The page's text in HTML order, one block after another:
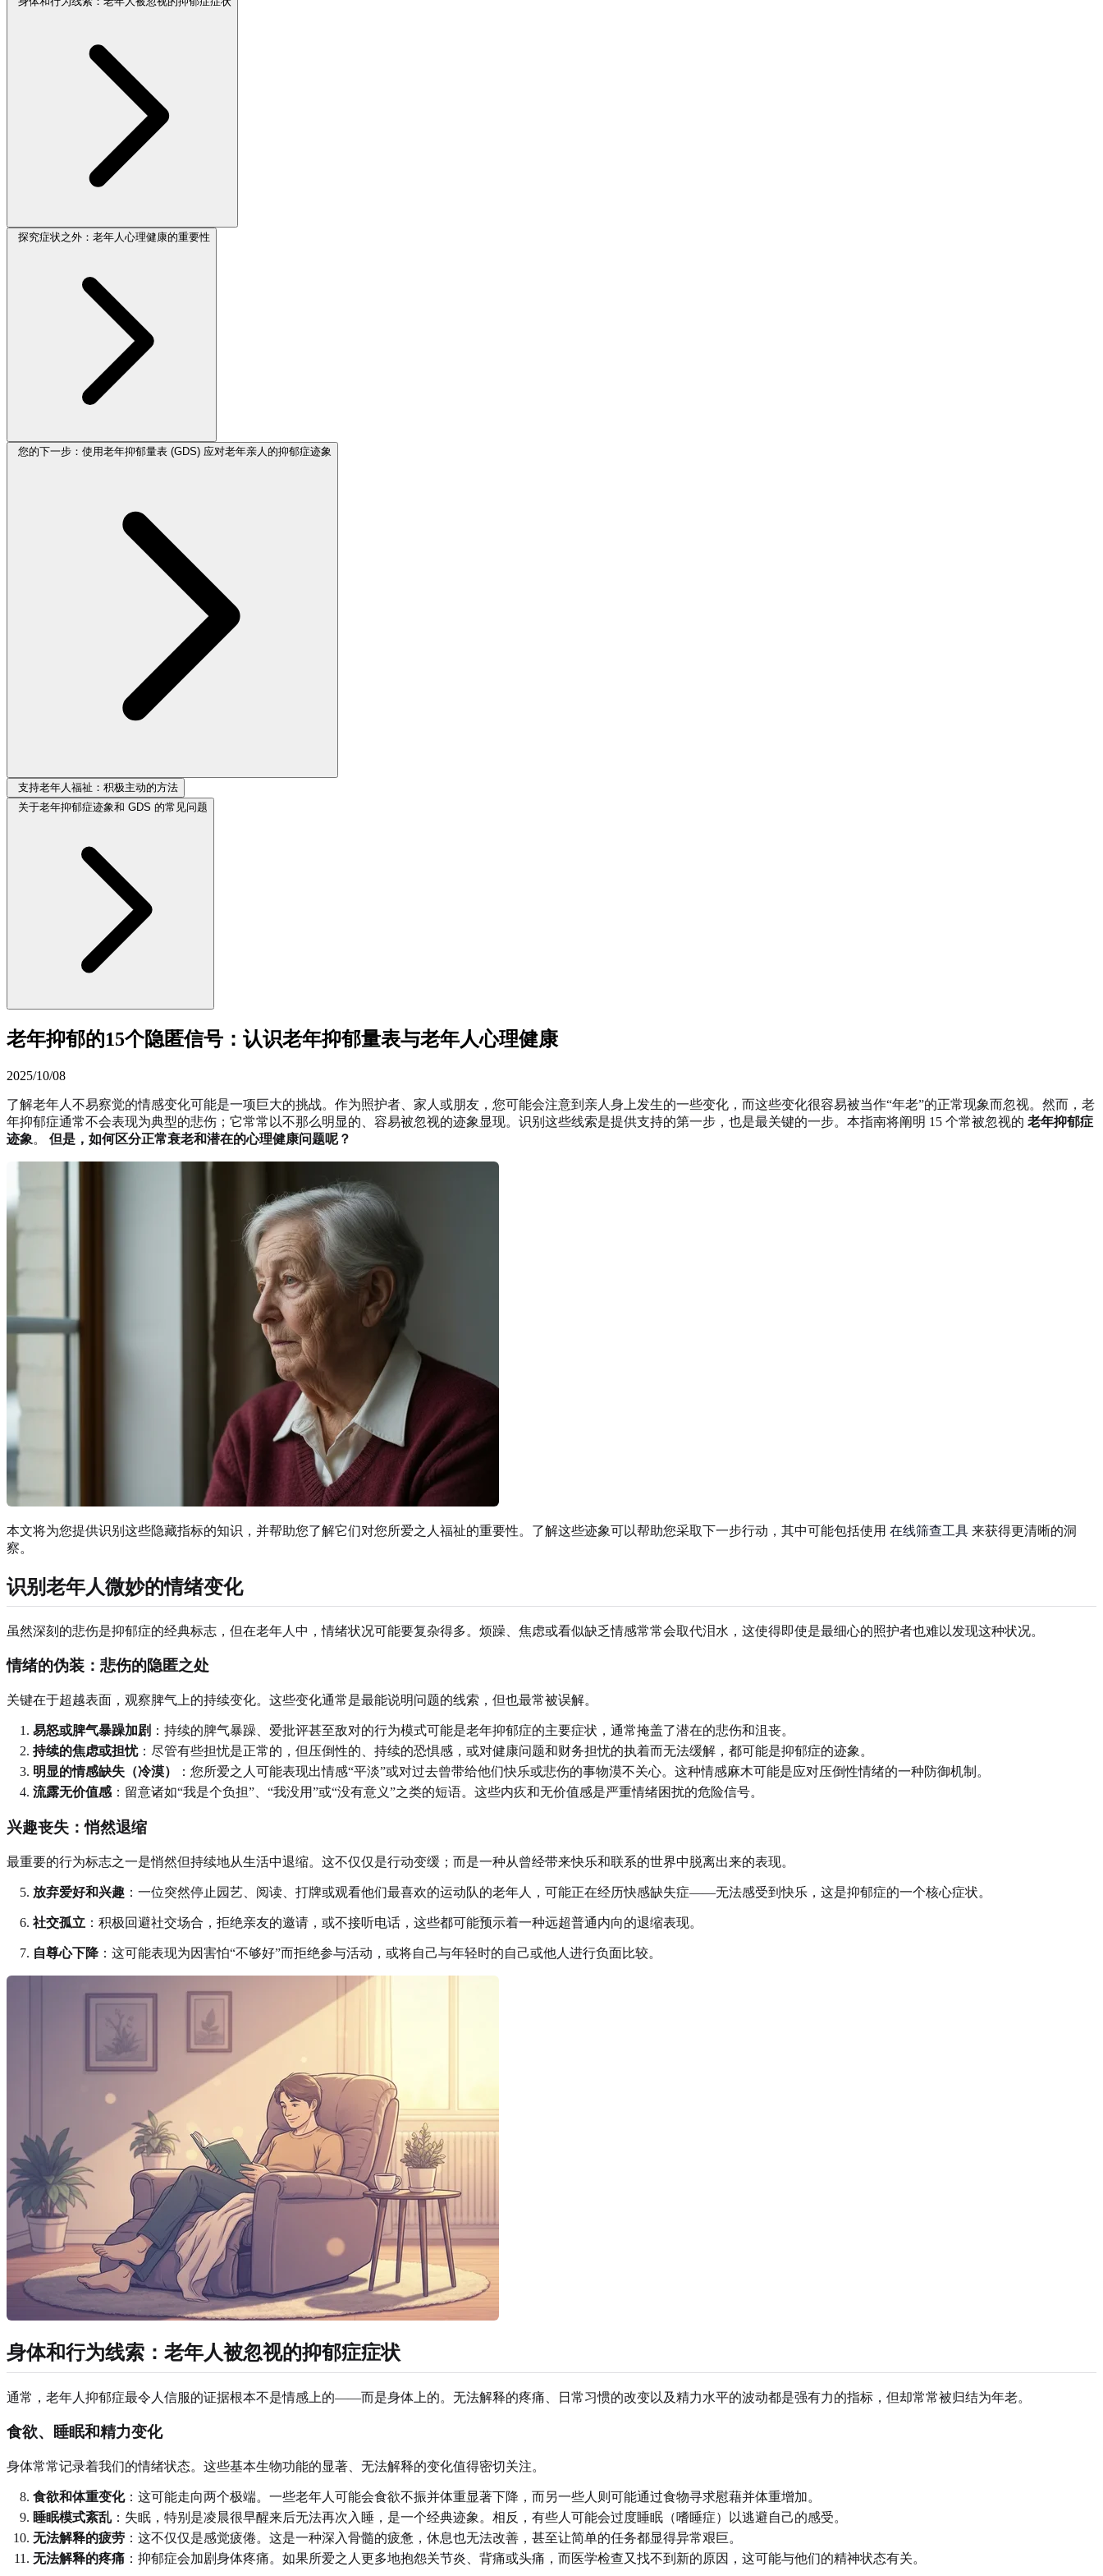
探究症状之外：老年人心理健康的重要性
您的下一步：使用老年抑郁量表 (GDS) 应对老年亲人的抑郁症迹象
支持老年人福祉：积极主动的方法
关于老年抑郁症迹象和 GDS 的常见问题
老年抑郁的15个隐匿信号：认识老年抑郁量表与老年人心理健康
2025/10/08
了解老年人不易察觉的情感变化可能是一项巨大的挑战。作为照护者、家人或朋友，您可能会注意到亲人身上发生的一些变化，而这些变化很容易被当作“年老”的正常现象而忽视。然而，老
年抑郁症通常不会表现为典型的悲伤；它常常以不那么明显的、容易被忽视的迹象显现。识别这些线索是提供支持的第一步，也是最关键的一步。本指南将阐明 15 个常被忽视的 老年抑郁症
迹象。 但是，如何区分正常衰老和潜在的心理健康问题呢？
本文将为您提供识别这些隐藏指标的知识，并帮助您了解它们对您所爱之人福祉的重要性。了解这些迹象可以帮助您采取下一步行动，其中可能包括使用 在线筛查工具 来获得更清晰的洞
察。
识别老年人微妙的情绪变化
虽然深刻的悲伤是抑郁症的经典标志，但在老年人中，情绪状况可能要复杂得多。烦躁、焦虑或看似缺乏情感常常会取代泪水，这使得即使是最细心的照护者也难以发现这种状况。
情绪的伪装：悲伤的隐匿之处
关键在于超越表面，观察脾气上的持续变化。这些变化通常是最能说明问题的线索，但也最常被误解。
易怒或脾气暴躁加剧 ：持续的脾气暴躁、爱批评甚至敌对的行为模式可能是老年抑郁症的主要症状，通常掩盖了潜在的悲伤和沮丧。
持续的焦虑或担忧：尽管有些担忧是正常的，但压倒性的、持续的恐惧感，或对健康问题和财务担忧的执着而无法缓解，都可能是抑郁症的迹象。
明显的情感缺失（冷漠）
：您所爱之人可能表现出情感“平淡”或对过去曾带给他们快乐或悲伤的事物漠不关心。这种情感麻木可能是应对压倒性情绪的一种防御机制。
流露无价值感 ：留意诸如“我是个负担”、“我没用”或“没有意义”之类的短语。这些内疚和无价值感是严重情绪困扰的危险信号。
兴趣丧失：悄然退缩
最重要的行为标志之一是悄然但持续地从生活中退缩。这不仅仅是行动变缓；而是一种从曾经带来快乐和联系的世界中脱离出来的表现。
放弃爱好和兴趣 ：一位突然停止园艺、阅读、打牌或观看他们最喜欢的运动队的老年人，可能正在经历快感缺失症——无法感受到快乐，这是抑郁症的一个核心症状。
社交孤立 ：积极回避社交场合，拒绝亲友的邀请，或不接听电话，这些都可能预示着一种远超普通内向的退缩表现。
自尊心下降 ：这可能表现为因害怕“不够好”而拒绝参与活动，或将自己与年轻时的自己或他人进行负面比较。
身体和行为线索：老年人被忽视的抑郁症症状
通常，老年人抑郁症最令人信服的证据根本不是情感上的——而是身体上的。无法解释的疼痛、日常习惯的改变以及精力水平的波动都是强有力的指标，但却常常被归结为年老。
食欲、睡眠和精力变化
身体常常记录着我们的情绪状态。这些基本生物功能的显著、无法解释的变化值得密切关注。
食欲和体重变化：这可能走向两个极端。一些老年人可能会食欲不振并体重显著下降，而另一些人则可能通过食物寻求慰藉并体重增加。
睡眠模式紊乱 ：失眠，特别是凌晨很早醒来后无法再次入睡，是一个经典迹象。相反，有些人可能会过度睡眠（嗜睡症）以逃避自己的感受。
无法解释的疲劳 ：这不仅仅是感觉疲倦。这是一种深入骨髓的疲惫，休息也无法改善，甚至让简单的任务都显得异常艰巨。
无法解释的疼痛 ：抑郁症会加剧身体疼痛。如果所爱之人更多地抱怨关节炎、背痛或头痛，而医学检查又找不到新的原因，这可能与他们的精神状态有关。